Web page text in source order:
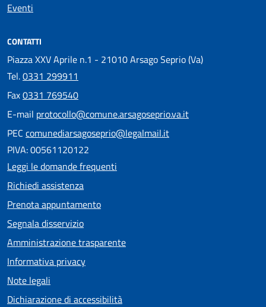
Eventi
CONTATTI
Piazza XXV Aprile n.1 - 21010 Arsago Seprio (Va)
Tel.0331 299911
Fax0331 769540
E-mail protocollo@comune.arsagoseprio.va.it
PEC comunediarsagoseprio@legalmail.it
PIVA: 00561120122
Leggi le domande frequenti
Richiedi assistenza
Prenota appuntamento
Segnala disservizio
Amministrazione trasparente
Informativa privacy
Note legali
Dichiarazione di accessibilità